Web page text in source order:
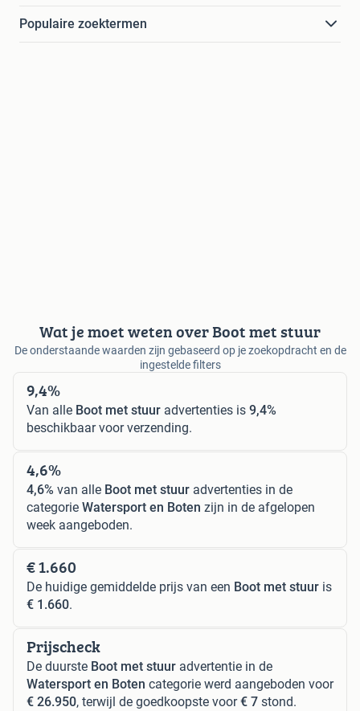
Populaire zoektermen
Wat je moet weten over Boot met stuur
De onderstaande waarden zijn gebaseerd op je zoekopdracht en de
ingestelde filters
9,4%
Van alle Boot met stuur advertenties is 9,4%
beschikbaar voor verzending.
4,6%
4,6% van alle Boot met stuur advertenties in de
categorie Watersport en Boten zijn in de afgelopen
week aangeboden.
€ 1.660
De huidige gemiddelde prijs van een Boot met stuur is
€ 1.660.
Prijscheck
De duurste Boot met stuur advertentie in de
Watersport en Boten categorie werd aangeboden voor
€ 26.950, terwijl de goedkoopste voor€ 7 stond.